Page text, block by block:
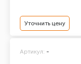
Уточнить цену
Артикул: -